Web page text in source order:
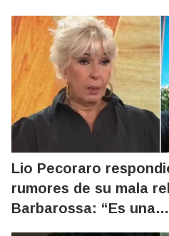
Lio Pecoraro
rumores de su mala
Barbarossa: “Es